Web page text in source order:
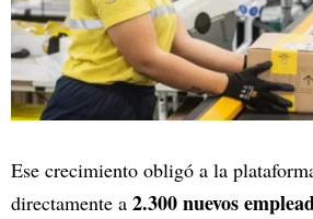
Ese crecimiento obligó a la
directamente a 2.300 nuevos